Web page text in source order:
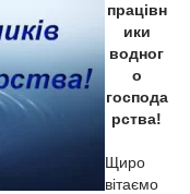
працівн
ики
водног
о
господа
рства!
Щиро
вітаємо